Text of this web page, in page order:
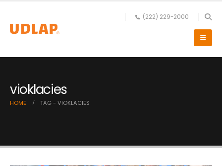
(222) 229-2000
vioklacies
HOME TAG - VIOKLACIES